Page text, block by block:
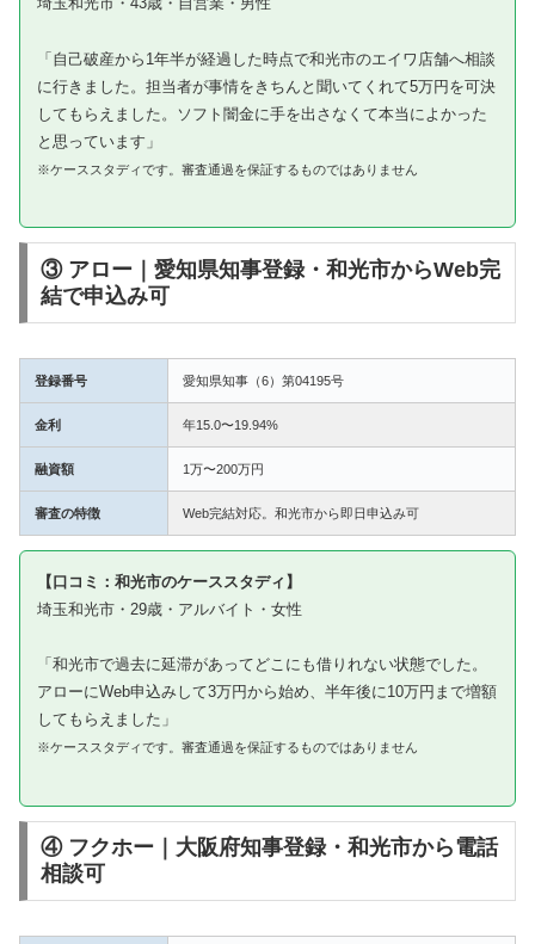
「自己破産から1年半が経過した時点で和光市のエイワ店舗へ相談
に行きました。担当者が事情をきちんと聞いてくれて5万円を可決
してもらえました。ソフト闇金に手を出さなくて本当によかった
と思っています」
※ケーススタディです。審査通過を保証するものではありません
③ アロー｜愛知県知事登録・和光市からWeb完
結で申込み可
登録番号 愛知県知事（6）第04195号
金利 年15.0〜19.94%
融資額 1万〜200万円
審査の特徴 Web完結対応。和光市から即日申込み可
【口コミ：和光市のケーススタディ】
埼玉和光市・29歳・アルバイト・女性
「和光市で過去に延滞があってどこにも借りれない状態でした。
アローにWeb申込みして3万円から始め、半年後に10万円まで増額
してもらえました」
※ケーススタディです。審査通過を保証するものではありません
④ フクホー｜大阪府知事登録・和光市から電話
相談可